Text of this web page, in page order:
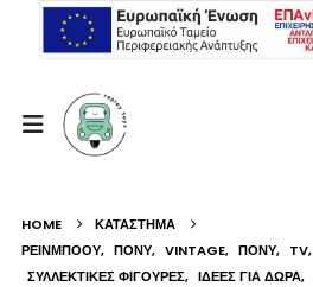
HOME
ΚΑΤΆΣΤΗΜΑ
ΡΕΙΝΜΠΟΟΥ, ΠΌΝΥ, VINTAGE, ΠΌΝΥ, TV,
ΣΥΛΛΕΚΤΙΚΈΣ ΦΙΓΟΎΡΕΣ, ΙΔΈΕΣ ΓΙΑ ΔΏΡΑ,